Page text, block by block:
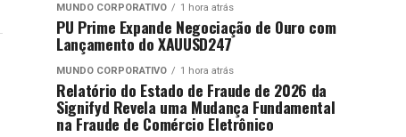
MUNDO CORPORATIVO 1 hora atrás
PU Prime Expande Negociação de Ouro com
Lançamento do XAUUSD247
MUNDO CORPORATIVO 1 hora atrás
Relatório do Estado de Fraude de 2026 da
Signifyd Revela uma Mudança Fundamental
na Fraude de Comércio Eletrônico